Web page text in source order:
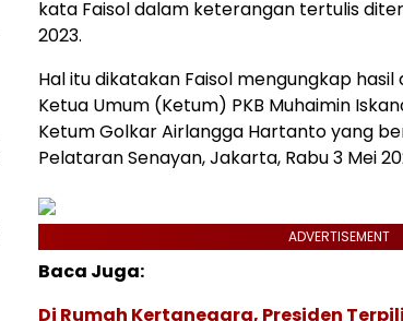
kata Faisol dalam keterangan tertulis
2023.
Hal itu dikatakan Faisol mengungkap
Ketua Umum (Ketum) PKB Muhaimin
Ketum Golkar Airlangga Hartanto yang
Pelataran Senayan, Jakarta, Rabu 3 Mei
ADVERTISEMENT
Baca Juga:
Di Rumah Kertanegara, Presiden